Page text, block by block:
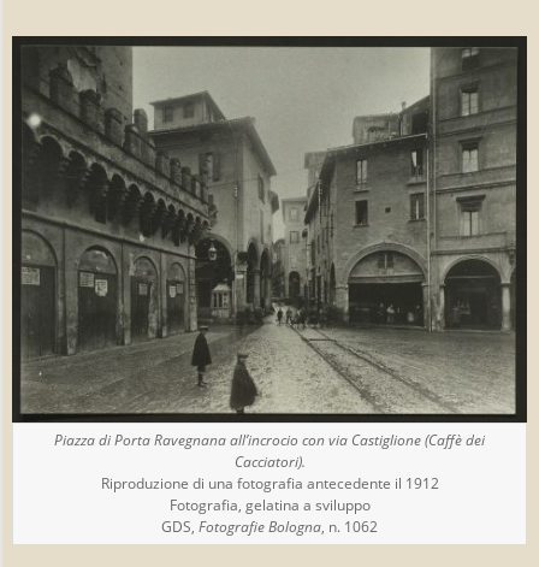
Piazza di Porta Ravegnana all’incrocio con via Castiglione (Caffè dei
Cacciatori).
Riproduzione di una fotografia antecedente il 1912
Fotografia, gelatina a sviluppo
GDS, Fotografie Bologna, n. 1062